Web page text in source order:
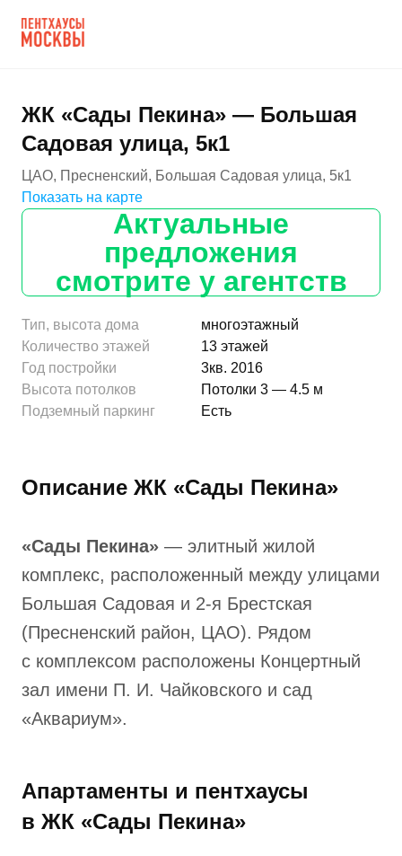
ЖК «Сады Пекина» — Большая
Садовая улица, 5к1
ЦАО, Пресненский, Большая Садовая улица, 5к1
Показать на карте
Актуальные
предложения
смотрите у агентств
Тип, высота дома
многоэтажный
Количество этажей
13 этажей
Год постройки
3кв. 2016
Высота потолков
Потолки 3 — 4.5 м
Подземный паркинг
Есть
Описание ЖК «Сады Пекина»
«Сады Пекина» — элитный жилой
комплекс, расположенный между улицами
Большая Садовая и 2-я Брестская
(Пресненский район, ЦАО). Рядом
с комплексом расположены Концертный
зал имени П. И. Чайковского и сад
«Аквариум».
Апартаменты и пентхаусы
в ЖК «Сады Пекина»